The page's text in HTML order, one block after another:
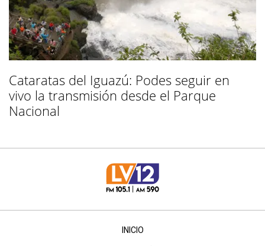
Cataratas del Iguazú: Podes seguir en
vivo la transmisión desde el Parque
Nacional
INICIO